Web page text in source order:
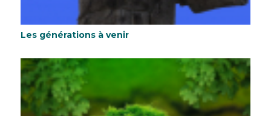
Les générations à venir